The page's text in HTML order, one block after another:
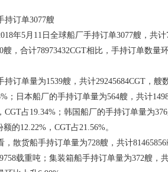
订单3077艘
年5月11日全球船厂手持订单3077艘，共计
艘，合计78973432CGT相比，手持订单数量
订单量为1539艘，共计29245684CGT，艘
；日本船厂的手持订单量为564艘，共计
CGT占19.34%；韩国船厂的手持订单量为
的12.22%，CGT占21.56%。
散货船手持订单量为728艘，共计
载重吨；集装箱船手持订单量为372艘，